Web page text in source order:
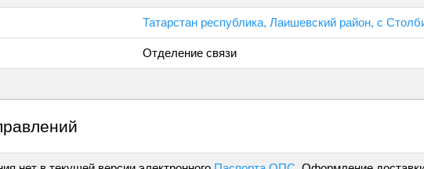
Татарстан республика, Лаишевский район, с
Отделение связи